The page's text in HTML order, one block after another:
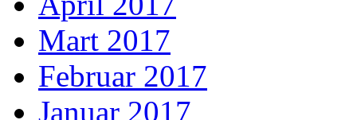
Mart 2017
Februar 2017
Januar 2017